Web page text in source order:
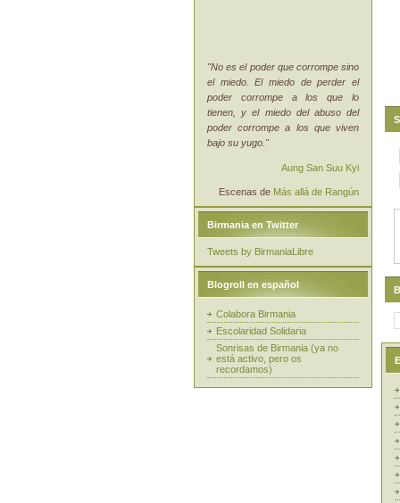
"No es el poder que corrompe sino
el miedo. El miedo de perder el
poder corrompe a los que lo
tienen, y el miedo del abuso del
poder corrompe a los que viven
bajo su yugo."
Aung San Suu Kyi
Escenas de Más allá de Rangún
Birmania en Twitter
Tweets by BirmaniaLibre
Blogroll en español
Colabora Birmania
Escolaridad Solidaria
Sonrisas de Birmania (ya no
está activo, pero os
recordamos)